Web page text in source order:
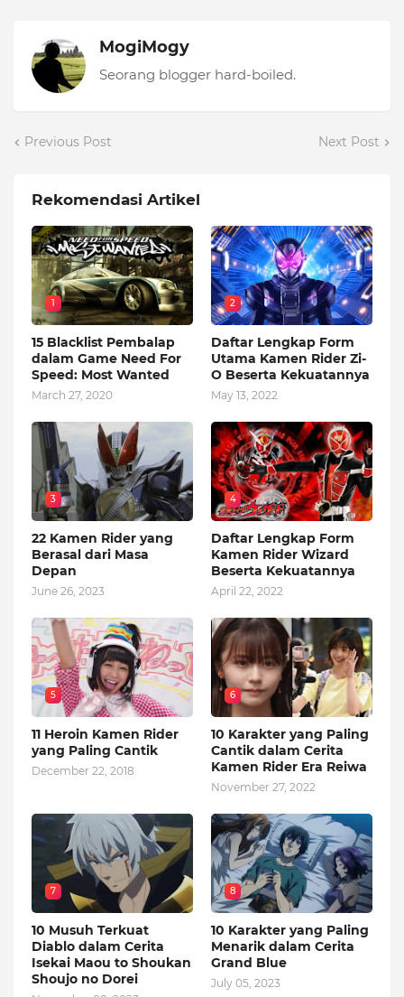
MogiMogy
Seorang blogger hard-boiled.
Previous Post Next Post
Rekomendasi Artikel
1
15 Blacklist Pembalap
dalam Game Need For
Speed: Most Wanted
March 27, 2020
2
Daftar Lengkap Form
Utama Kamen Rider Zi-
O Beserta Kekuatannya
May 13, 2022
3
22 Kamen Rider yang
Berasal dari Masa
Depan
June 26, 2023
4
Daftar Lengkap Form
Kamen Rider Wizard
Beserta Kekuatannya
April 22, 2022
5
11 Heroin Kamen Rider
yang Paling Cantik
December 22, 2018
6
10 Karakter yang Paling
Cantik dalam Cerita
Kamen Rider Era Reiwa
November 27, 2022
7
10 Musuh Terkuat
Diablo dalam Cerita
Isekai Maou to Shoukan
Shoujo no Dorei
8
10 Karakter yang Paling
Menarik dalam Cerita
Grand Blue
July 05, 2023